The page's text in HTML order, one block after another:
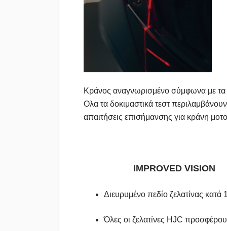
Κράνος αναγνωρισμένο σύμφωνα με
Ολα τα δοκιμαστικά τεστ
απαιτήσεις επισήμανσης για κράνη
IMPROVED VISION
Διευρυμένο πεδίο ζελατίνας κατά
Όλες οι ζελατίνες HJC